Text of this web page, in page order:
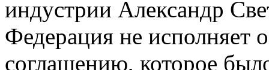
индустрии Александр
Федерация не исполняет
соглашению, которое